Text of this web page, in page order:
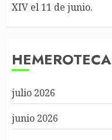
XIV el 11 de junio.
HEMEROTECA
julio 2026
junio 2026